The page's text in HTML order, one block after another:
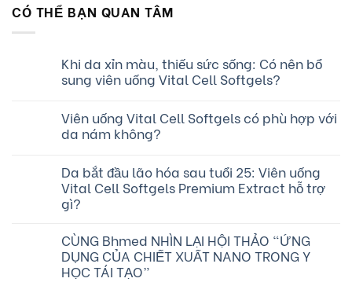
CÓ THỂ BẠN QUAN TÂM
Khi da xỉn màu, thiếu sức sống: Có nên bổ
sung viên uống Vital Cell Softgels?
Viên uống Vital Cell Softgels có phù hợp với
da nám không?
Da bắt đầu lão hóa sau tuổi 25: Viên uống
Vital Cell Softgels Premium Extract hỗ trợ
gì?
CÙNG Bhmed NHÌN LẠI HỘI THẢO “ỨNG
DỤNG CỦA CHIẾT XUẤT NANO TRONG Y
HỌC TÁI TẠO”